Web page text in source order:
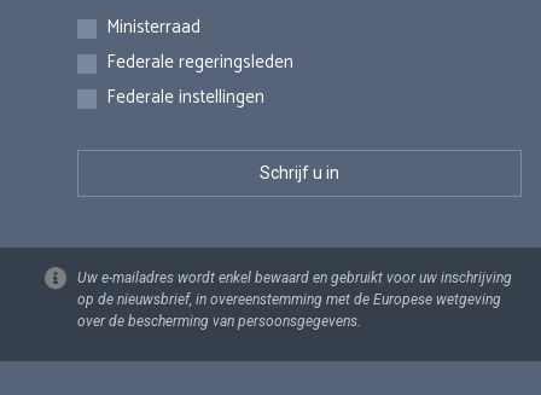
Inschrijvingen
Ministerraad
Federale regeringsleden
Federale instellingen
Uw e-mailadres wordt enkel bewaard en gebruikt voor uw inschrijving
op de nieuwsbrief, in overeenstemming met de Europese wetgeving
over de bescherming van persoonsgegevens.